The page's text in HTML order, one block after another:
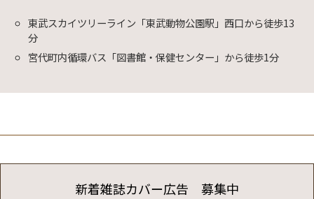
東武スカイツリーライン「東武動物公園駅」西口から徒歩13
分
宮代町内循環バス「図書館・保健センター」から徒歩1分
新着雑誌カバー広告 募集中